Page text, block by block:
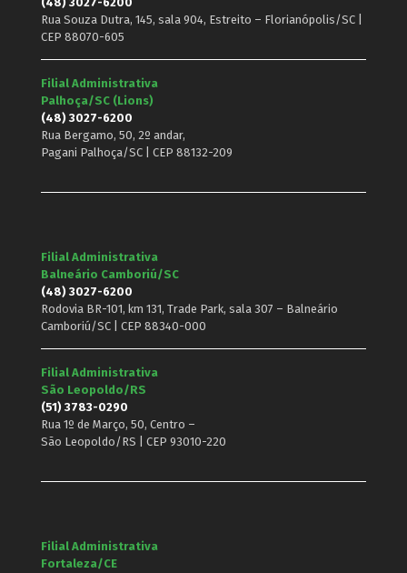
Rua Souza Dutra, 145, sala 904, Estreito – Florianópolis/SC |
CEP 88070-605
Filial Administrativa
Palhoça/SC (Lions)
(48) 3027-6200
Rua Bergamo, 50, 2º andar,
Pagani Palhoça/SC | CEP 88132-209
Filial Administrativa
Balneário Camboriú/SC
(48) 3027-6200
Rodovia BR-101, km 131, Trade Park, sala 307 – Balneário
Camboriú/SC | CEP 88340-000
Filial Administrativa
São Leopoldo/RS
(51) 3783-0290
Rua 1º de Março, 50, Centro –
São Leopoldo/RS | CEP 93010-220
Filial Administrativa
Fortaleza/CE